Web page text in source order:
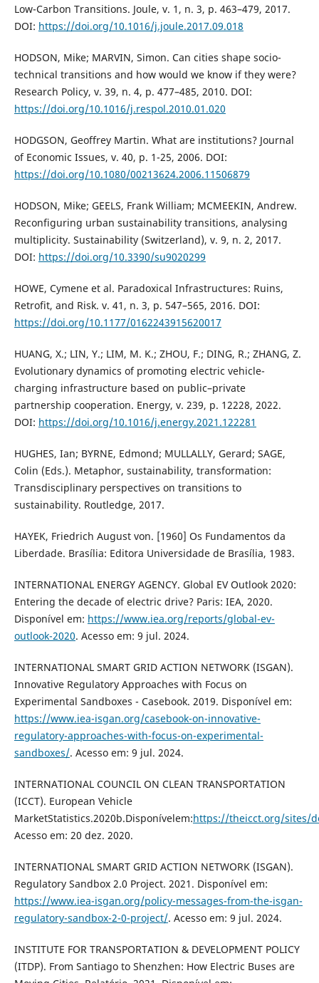
Low-Carbon Transitions. Joule, v. 1, n. 3, p. 463–479, 2017.
DOI: https://doi.org/10.1016/j.joule.2017.09.018
HODSON, Mike; MARVIN, Simon. Can cities shape socio-
technical transitions and how would we know if they were?
Research Policy, v. 39, n. 4, p. 477–485, 2010. DOI:
https://doi.org/10.1016/j.respol.2010.01.020
HODGSON, Geoffrey Martin. What are institutions? Journal
of Economic Issues, v. 40, p. 1-25, 2006. DOI:
https://doi.org/10.1080/00213624.2006.11506879
HODSON, Mike; GEELS, Frank William; MCMEEKIN, Andrew.
Reconfiguring urban sustainability transitions, analysing
multiplicity. Sustainability (Switzerland), v. 9, n. 2, 2017.
DOI: https://doi.org/10.3390/su9020299
HOWE, Cymene et al. Paradoxical Infrastructures: Ruins,
Retrofit, and Risk. v. 41, n. 3, p. 547–565, 2016. DOI:
https://doi.org/10.1177/0162243915620017
HUANG, X.; LIN, Y.; LIM, M. K.; ZHOU, F.; DING, R.; ZHANG, Z.
Evolutionary dynamics of promoting electric vehicle-
charging infrastructure based on public–private
partnership cooperation. Energy, v. 239, p. 12228, 2022.
DOI: https://doi.org/10.1016/j.energy.2021.122281
HUGHES, Ian; BYRNE, Edmond; MULLALLY, Gerard; SAGE,
Colin (Eds.). Metaphor, sustainability, transformation:
Transdisciplinary perspectives on transitions to
sustainability. Routledge, 2017.
HAYEK, Friedrich August von. [1960] Os Fundamentos da
Liberdade. Brasília: Editora Universidade de Brasília, 1983.
INTERNATIONAL ENERGY AGENCY. Global EV Outlook 2020:
Entering the decade of electric drive? Paris: IEA, 2020.
Disponível em: https://www.iea.org/reports/global-ev-
outlook-2020. Acesso em: 9 jul. 2024.
INTERNATIONAL SMART GRID ACTION NETWORK (ISGAN).
Innovative Regulatory Approaches with Focus on
Experimental Sandboxes - Casebook. 2019. Disponível em:
https://www.iea-isgan.org/casebook-on-innovative-
regulatory-approaches-with-focus-on-experimental-
sandboxes/. Acesso em: 9 jul. 2024.
INTERNATIONAL COUNCIL ON CLEAN TRANSPORTATION
(ICCT). European Vehicle
MarketStatistics.2020b.Disponívelem:https://theicct.org/sites/
Acesso em: 20 dez. 2020.
INTERNATIONAL SMART GRID ACTION NETWORK (ISGAN).
Regulatory Sandbox 2.0 Project. 2021. Disponível em:
https://www.iea-isgan.org/policy-messages-from-the-isgan-
regulatory-sandbox-2-0-project/. Acesso em: 9 jul. 2024.
INSTITUTE FOR TRANSPORTATION & DEVELOPMENT POLICY
(ITDP). From Santiago to Shenzhen: How Electric Buses are